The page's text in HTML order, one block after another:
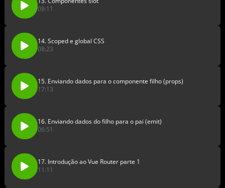
09:11
14. Scoped e global CSS
08:23
15. Enviando dados para o componente filho (props)
17:13
16. Enviando dados do filho para o pai (emit)
06:51
17. Introdução ao Vue Router parte 1
11:11